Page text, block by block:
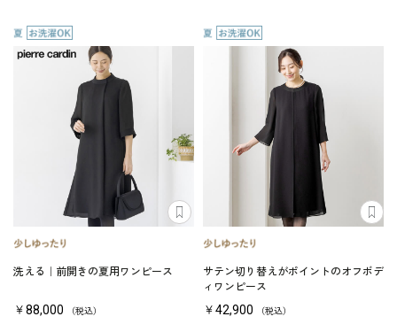
洗える｜前開きの夏用ワンピース
￥88,000 （税込）
サテン切り替えがポイントのオフボデ
ィワンピース
￥42,900 （税込）